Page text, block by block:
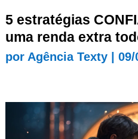
5 estratégias
uma renda extra
por Agência Texty| 09/